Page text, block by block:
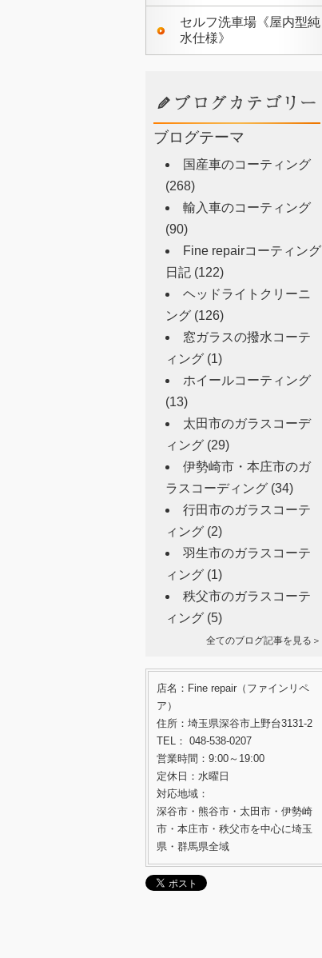
セルフ洗車場《屋内型純
水仕様》
ブログテーマ
国産車のコーティング
(268)
輸入車のコーティング
(90)
Fine repairコーティング
日記 (122)
ヘッドライトクリーニ
ング (126)
窓ガラスの撥水コーテ
ィング (1)
ホイールコーティング
(13)
太田市のガラスコーデ
ィング (29)
伊勢崎市・本庄市のガ
ラスコーディング (34)
行田市のガラスコーテ
ィング (2)
羽生市のガラスコーテ
ィング (1)
秩父市のガラスコーテ
ィング (5)
全てのブログ記事を見る＞
店名：Fine repair（ファインリペ
ア）
住所：埼玉県深谷市上野台3131-2
TEL： 048-538-0207
営業時間：9:00～19:00
定休日：水曜日
対応地域：
深谷市・熊谷市・太田市・伊勢崎
市・本庄市・秩父市を中心に埼玉
県・群馬県全域